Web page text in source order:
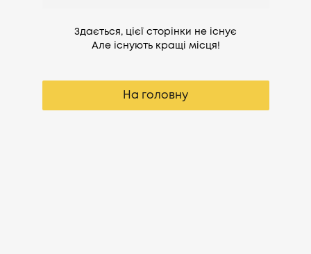
Здається, цієї сторінки не існує
Але існують кращі місця!
На головну